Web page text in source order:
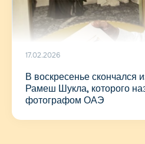
17.02.2026
В воскресенье скончался
Рамеш Шукла, которого
фотографом ОАЭ